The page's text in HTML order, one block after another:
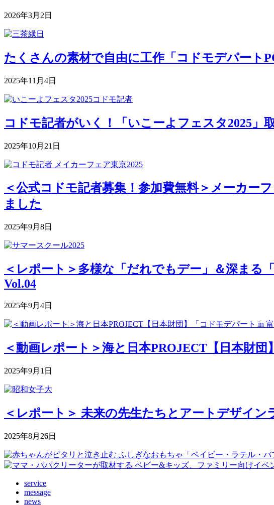
2026年3月2日
たくさんの素材で自由に工作「コドモデパート
2025年11月4日
コドモ記者がいく！「いこーよフェスタ2025」
2025年10月21日
＜公式コドモ記者募集！参加費無料＞メーカー
ました
2025年9月8日
＜レポート＞多様な「だれでもデー」＆深ま
Vol.04
2025年9月4日
＜動画レポート＞海と日本PROJECT【日本財
2025年9月1日
＜レポート＞ 未来の先生たちとアートデザイン
2025年8月26日
service
message
news